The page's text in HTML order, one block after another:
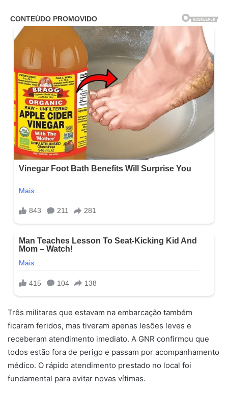
Três militares que estavam na embarcação também
ficaram feridos, mas tiveram apenas lesões leves e
receberam atendimento imediato. A GNR confirmou que
todos estão fora de perigo e passam por acompanhamento
médico. O rápido atendimento prestado no local foi
fundamental para evitar novas vítimas.